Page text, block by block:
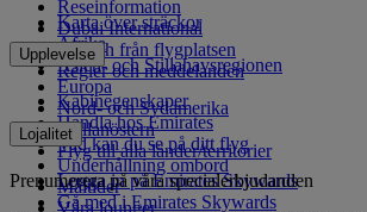
Reseinformation
Dubai International
Till och från flygplatsen
Regler och meddelanden
Karta över sträckor
Afrika
Asien- och Stillahavsregionen
Europa
Nord- och Sydamerika
Mellanöstern
Flyg till alla länder/territorier
Upplevelse
Kabinegenskaper
Handla hos Emirates
Vad kan du se på ditt flyg
Underhållning ombord
Måltider
Lojalitet
Logga in på Emirates Skywards
Gå med i Emirates Skywards
Prenumerera på våra specialerbjudanden